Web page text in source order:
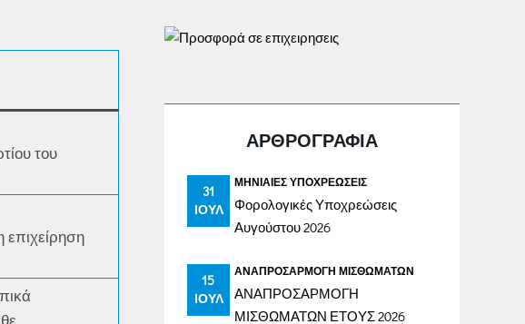
του
επιχείρηση
ΑΡΘΡΟΓΡΑΦΙΑ
31
ΙΟΎΛ
ΜΗΝΙΑΊΕΣ ΥΠΟΧΡΕΏΣΕΙΣ
Φορολογικές Υποχρεώσεις
Αυγούστου 2026
15
ΙΟΎΛ
ΑΝΑΠΡΟΣΑΡΜΟΓΉ ΜΙΣΘΩΜΆΤΩΝ
ΑΝΑΠΡΟΣΑΡΜΟΓΗ
ΜΙΣΘΩΜΑΤΩΝ ΕΤΟΥΣ 2026